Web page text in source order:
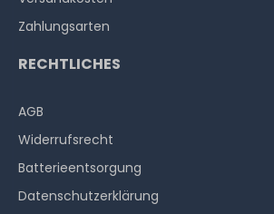
Zahlungsarten
RECHTLICHES
AGB
Widerrufs­recht
Batterieentsorgung
Datenschutzerklärung